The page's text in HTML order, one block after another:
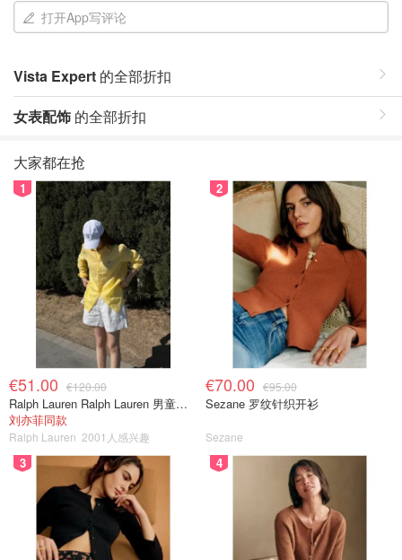
打开App写评论
Vista Expert 的全部折扣
女表配饰 的全部折扣
大家都在抢
1
€51.00 €120.00
Ralph Lauren Ralph Lauren 男童亚麻衬衫
刘亦菲同款
Ralph Lauren 2001人感兴趣
2
€70.00 €95.00
Sezane 罗纹针织开衫
Sezane
3 4